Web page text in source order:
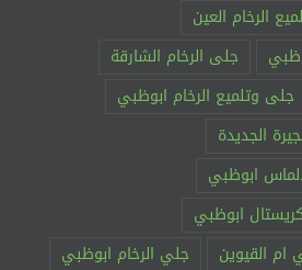
الرخام العين
جلى الرخام الشارقة
جلى وتلميع الرخام ابوظبي
الجديدة
ابوظبي
ابوظبي
ام القيوين
جلي الرخام ابوظبي